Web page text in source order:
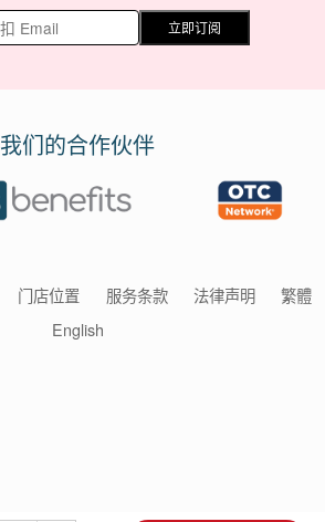
立即订阅
我们的合作伙伴
门店位置 服务条款 法律声明
繁體
English